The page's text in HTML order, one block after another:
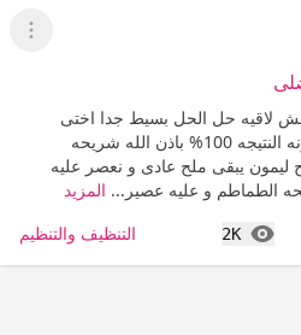
عرض
لاقيه حل الحل بسيط جدا اختى
صدقونى طريقه مجربه و مضمونه النتيجه 100% باذن الله شريحه
يبقى ملح عادى و نعصر عليه
الطماطم و عليه عصير... المزيد
2K
المشاهدات التنظيف والتنظيم